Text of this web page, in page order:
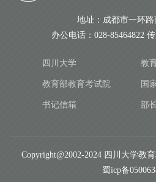
地址：成都市一环路
办公电话：028-85464822
四川大学 教
教育部教育考试院 国
书记信箱 部
Copyright@2002-2024 四川大学教
蜀icp备